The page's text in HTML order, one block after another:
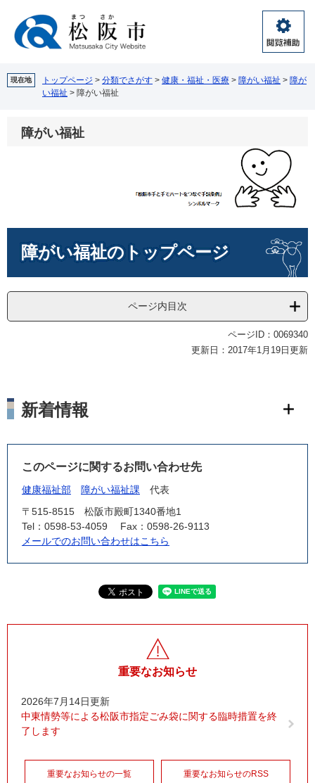
閲
覧
助
現在地 トップページ > 分類でさがす > 健康・福祉・医療 > 障がい福祉 > 障が
い福祉 > 障がい福祉
障がい福祉
障がい福祉のトップページ
ページ内目次
ページID：0069340
更新日：2017年1月19日更新
新着情報
このページに関するお問い合わせ先
健康福祉部 障がい福祉課
代表
〒515-8515
松阪市殿町1340番地1
Tel：0598-53-4059
Fax：0598-26-9113
メールでのお問い合わせはこちら
重要なお知らせ
2026年7月14日更新
中東情勢等による松阪市指定ごみ袋に関する臨時措置を終
了します
重要なお知らせの一覧 重要なお知らせのRSS